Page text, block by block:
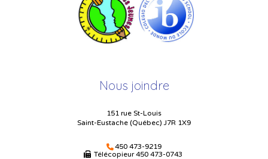
Nous joindre
151 rue St-Louis
Saint-Eustache (Québec) J7R 1X9
450 473-9219
Télécopieur450 473-0743